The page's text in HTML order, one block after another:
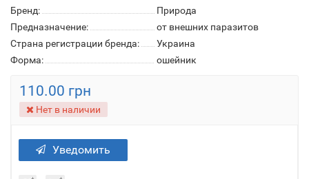
Бренд:
Природа
Предназначение:
от внешних паразитов
Страна регистрации бренда:
Украина
Форма:
ошейник
110.00 грн
Нет в наличии
Уведомить